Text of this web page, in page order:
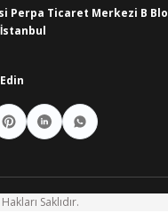
Perpa Ticaret Merkezi B
Saklıdır.